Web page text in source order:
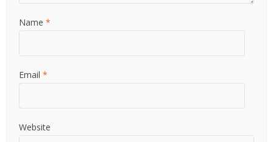
Name *
Email *
Website